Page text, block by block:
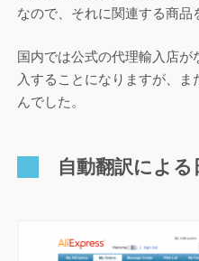
なので、それに関連する商品
国内では公式の代理輸入店
入することになりますが、
んでした。
自動翻訳による